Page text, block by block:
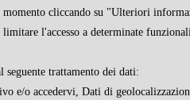
cliccando su "Ulteriori
limitare l'accesso a determinate
trattamento dei dati:
e/o accedervi, Dati di